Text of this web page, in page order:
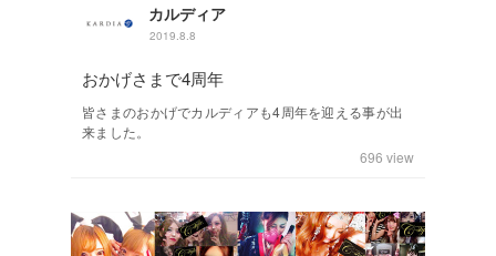
カルディア
2019.8.8
おかげさまで4周年
皆さまのおかげでカルディアも4周年を迎える事が出
来ました。
696 view